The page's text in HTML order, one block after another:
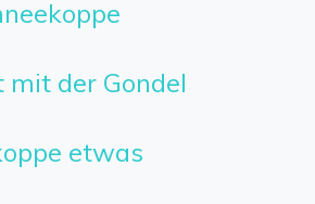
der Gondel
etwas